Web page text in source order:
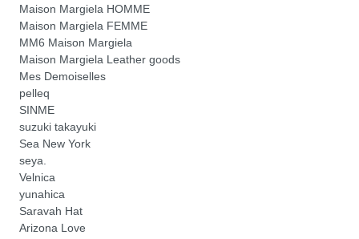
Maison Margiela HOMME
Maison Margiela FEMME
MM6 Maison Margiela
Maison Margiela Leather goods
Mes Demoiselles
pelleq
SINME
suzuki takayuki
Sea New York
seya.
Velnica
yunahica
Saravah Hat
Arizona Love